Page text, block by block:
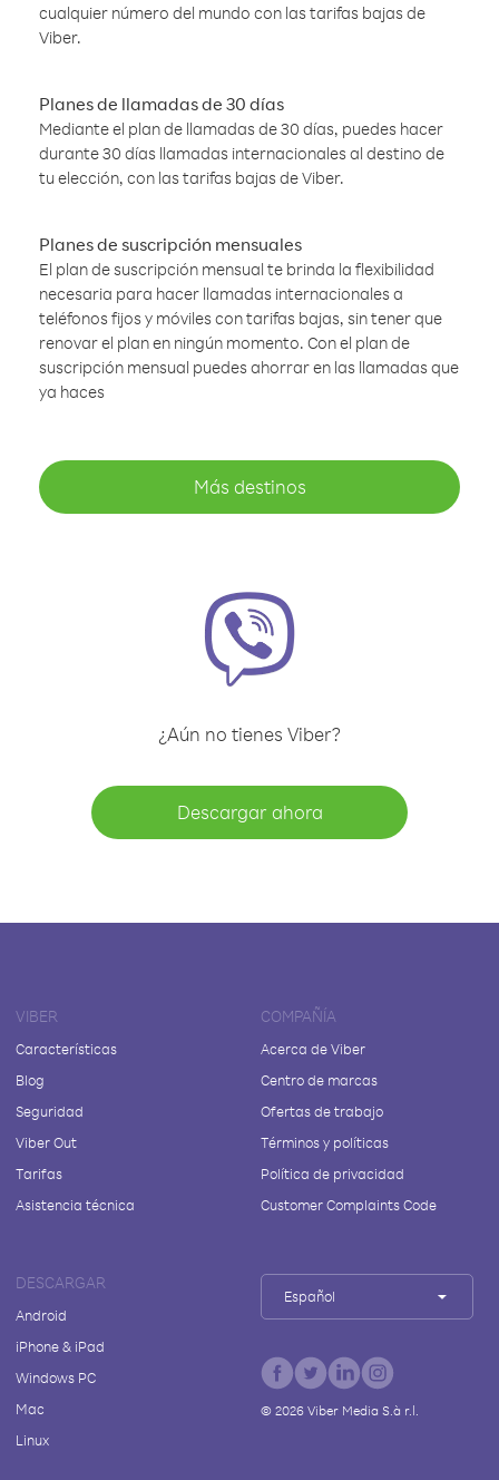
cualquier número del mundo con las tarifas bajas de
Viber.
Planes de llamadas de 30 días
Mediante el plan de llamadas de 30 días, puedes hacer
durante 30 días llamadas internacionales al destino de
tu elección, con las tarifas bajas de Viber.
Planes de suscripción mensuales
El plan de suscripción mensual te brinda la flexibilidad
necesaria para hacer llamadas internacionales a
teléfonos fijos y móviles con tarifas bajas, sin tener que
renovar el plan en ningún momento. Con el plan de
suscripción mensual puedes ahorrar en las llamadas que
ya haces
Más destinos
¿Aún no tienes Viber?
Descargar ahora
VIBER
Características
Blog
Seguridad
Viber Out
Tarifas
Asistencia técnica
COMPAÑÍA
Acerca de Viber
Centro de marcas
Ofertas de trabajo
Términos y políticas
Política de privacidad
Customer Complaints Code
DESCARGAR
Android
iPhone & iPad
Windows PC
Mac
Linux
Español
© 2026Viber Media S.à r.l.